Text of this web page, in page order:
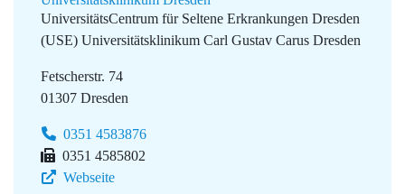
UniversitätsCentrum für Seltene Erkrankungen Dresden
(USE) Universitätsklinikum Carl Gustav Carus Dresden
Fetscherstr. 74
01307 Dresden
0351 4583876
0351 4585802
Webseite